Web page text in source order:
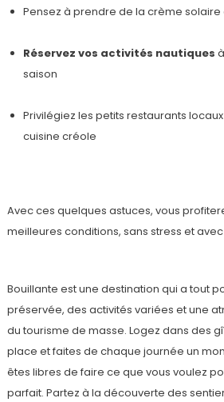
Pensez à prendre de la crème
Réservez vos activités nautiques
saison
Privilégiez les petits restaurants
cuisine créole
Avec ces quelques astuces, vous
meilleures conditions, sans stress et
Bouillante est une destination qui a tout
préservée, des activités variées et une
du tourisme de masse. Logez dans des
place et faites de chaque journée un
êtes libres de faire ce que vous voulez
parfait. Partez à la découverte des